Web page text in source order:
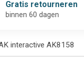
Gratis retourneren
binnen 60 dagen
interactive AK8158